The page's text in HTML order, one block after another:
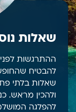
שאלות
ההתרגשות
להבטיח
שאלות בלתי
ולהכין מראש.
להפלגה